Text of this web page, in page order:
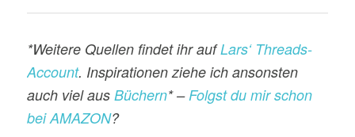
*Weitere Quellen findet ihr aufLars‘ Threads-
Account. Inspirationen ziehe ich ansonsten
auch viel aus Büchern* – Folgst du mir schon
bei AMAZON?